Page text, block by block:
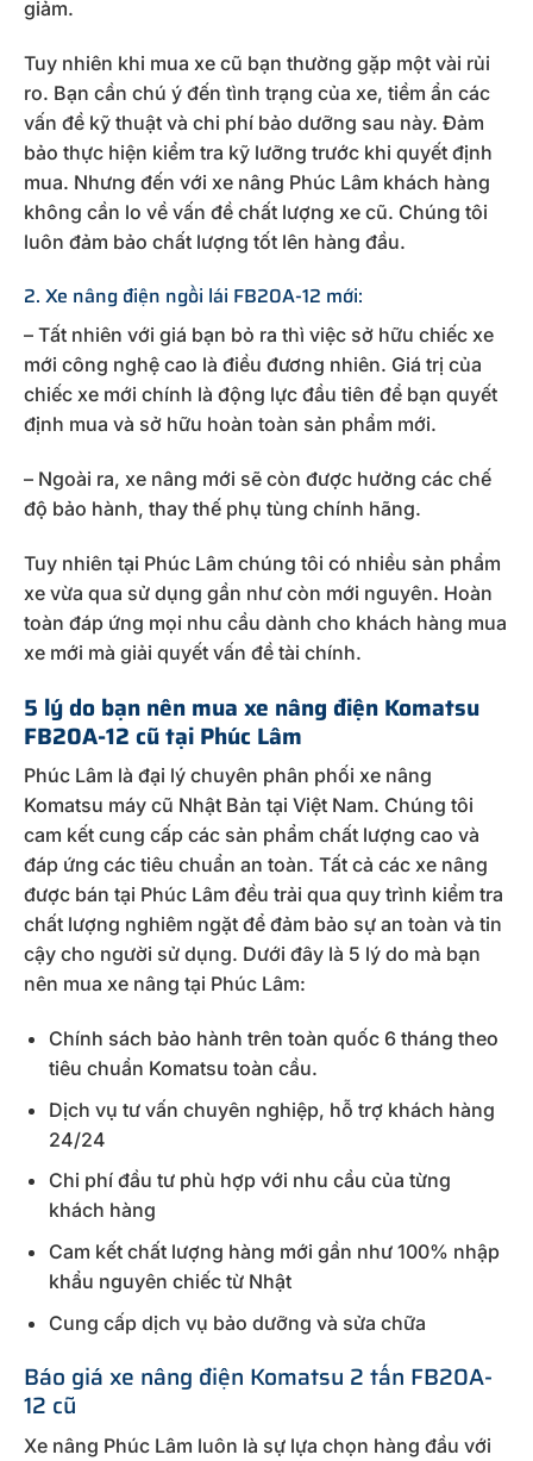
giảm.
Tuy nhiên khi mua xe cũ bạn thường gặp một vài rủi
ro. Bạn cần chú ý đến tình trạng của xe, tiềm ẩn các
vấn đề kỹ thuật và chi phí bảo dưỡng sau này. Đảm
bảo thực hiện kiểm tra kỹ lưỡng trước khi quyết định
mua. Nhưng đến với xe nâng Phúc Lâm khách hàng
không cần lo về vấn đề chất lượng xe cũ. Chúng tôi
luôn đảm bảo chất lượng tốt lên hàng đầu.
2. Xe nâng điện ngồi lái FB20A-12 mới:
– Tất nhiên với giá bạn bỏ ra thì việc sở hữu chiếc xe
mới công nghệ cao là điều đương nhiên. Giá trị của
chiếc xe mới chính là động lực đầu tiên để bạn quyết
định mua và sở hữu hoàn toàn sản phẩm mới.
– Ngoài ra, xe nâng mới sẽ còn được hưởng các chế
độ bảo hành, thay thế phụ tùng chính hãng.
Tuy nhiên tại Phúc Lâm chúng tôi có nhiều sản phẩm
xe vừa qua sử dụng gần như còn mới nguyên. Hoàn
toàn đáp ứng mọi nhu cầu dành cho khách hàng mua
xe mới mà giải quyết vấn đề tài chính.
5 lý do bạn nên mua xe nâng điện Komatsu
FB20A-12 cũ tại Phúc Lâm
Phúc Lâm là đại lý chuyên phân phối xe nâng
Komatsu máy cũ Nhật Bản tại Việt Nam. Chúng tôi
cam kết cung cấp các sản phẩm chất lượng cao và
đáp ứng các tiêu chuẩn an toàn. Tất cả các xe nâng
được bán tại Phúc Lâm đều trải qua quy trình kiểm tra
chất lượng nghiêm ngặt để đảm bảo sự an toàn và tin
cậy cho người sử dụng. Dưới đây là 5 lý do mà bạn
nên mua xe nâng tại Phúc Lâm:
Chính sách bảo hành trên toàn quốc 6 tháng theo
tiêu chuẩn Komatsu toàn cầu.
Dịch vụ tư vấn chuyên nghiệp, hỗ trợ khách hàng
24/24
Chi phí đầu tư phù hợp với nhu cầu của từng
khách hàng
Cam kết chất lượng hàng mới gần như 100% nhập
khẩu nguyên chiếc từ Nhật
Cung cấp dịch vụ bảo dưỡng và sửa chữa
Báo giá xe nâng điện Komatsu 2 tấn FB20A-
12 cũ
Xe nâng Phúc Lâm luôn là sự lựa chọn hàng đầu với